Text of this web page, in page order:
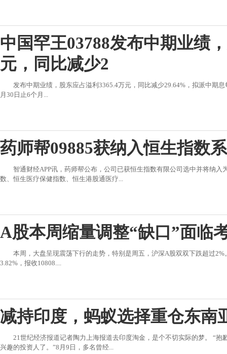
中国罕王03788发布中期业绩
元，同比减少2
发布中期业绩，股东应占溢利3365.4万元，同比减少29.64%，拟派中期
月30日止6个月...
药师帮09885获纳入恒生指数
智通财经APP讯，药师帮公布，公司已获恒生指数有限公司选中并将纳
数、恒生医疗保健指数、恒生港股通医疗...
A股本周缩量调整“缺口”面临
本周，大盘呈现震荡下行的走势，特别是周五，沪深A股双双下跌超过
3.82%，报收10808....
减持印度，蚂蚁选择重仓东南
21世纪经济报道记者陶力上海报道去印度淘金，是个不切实际的梦。 “
兴趣的投资人了。”8月9日，多名曾经...